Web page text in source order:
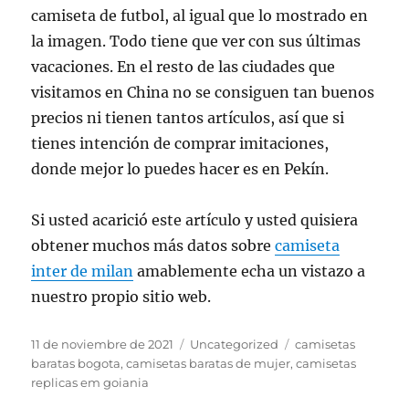
camiseta de futbol, al igual que lo mostrado en
la imagen. Todo tiene que ver con sus últimas
vacaciones. En el resto de las ciudades que
visitamos en China no se consiguen tan buenos
precios ni tienen tantos artículos, así que si
tienes intención de comprar imitaciones,
donde mejor lo puedes hacer es en Pekín.
Si usted acarició este artículo y usted quisiera
obtener muchos más datos sobrecamiseta
inter de milan amablemente echa un vistazo a
nuestro propio sitio web.
Publicado
el
11 de noviembre de 2021 Categorías
Uncategorized Etiquetas
camisetas
baratas bogota,camisetas baratas de mujer,camisetas
replicas em goiania